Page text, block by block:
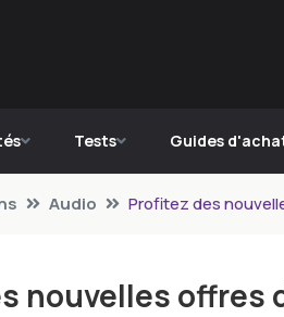
Tests Guides
Audio Profitez des
nouvelles offres